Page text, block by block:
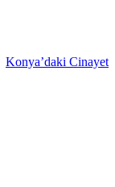
Konya’daki Cinayet